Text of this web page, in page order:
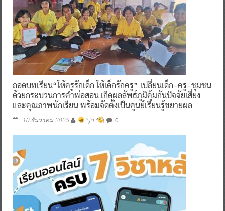
ถอดบทเรียน“ให้ครูรักเด็ก ให้เด็กรักครู” เปลี่ยนเด็ก–ครู–ชุมชน
ด้วยกระบวนการคำพ่อสอน เกิดผลลัพธ์ภูมิคุ้มกันปัจจัยเสี่ยง
และคุณภาพนักเรียน พร้อมจัดตั้งเป็นศูนย์เรียนรู้ขยายผล
10 ธันวาคม 2025 ^ jo ^ 0